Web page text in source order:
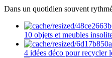
Dans un quotidien souvent
10 objets et meubles
4 idées déco pour recycler